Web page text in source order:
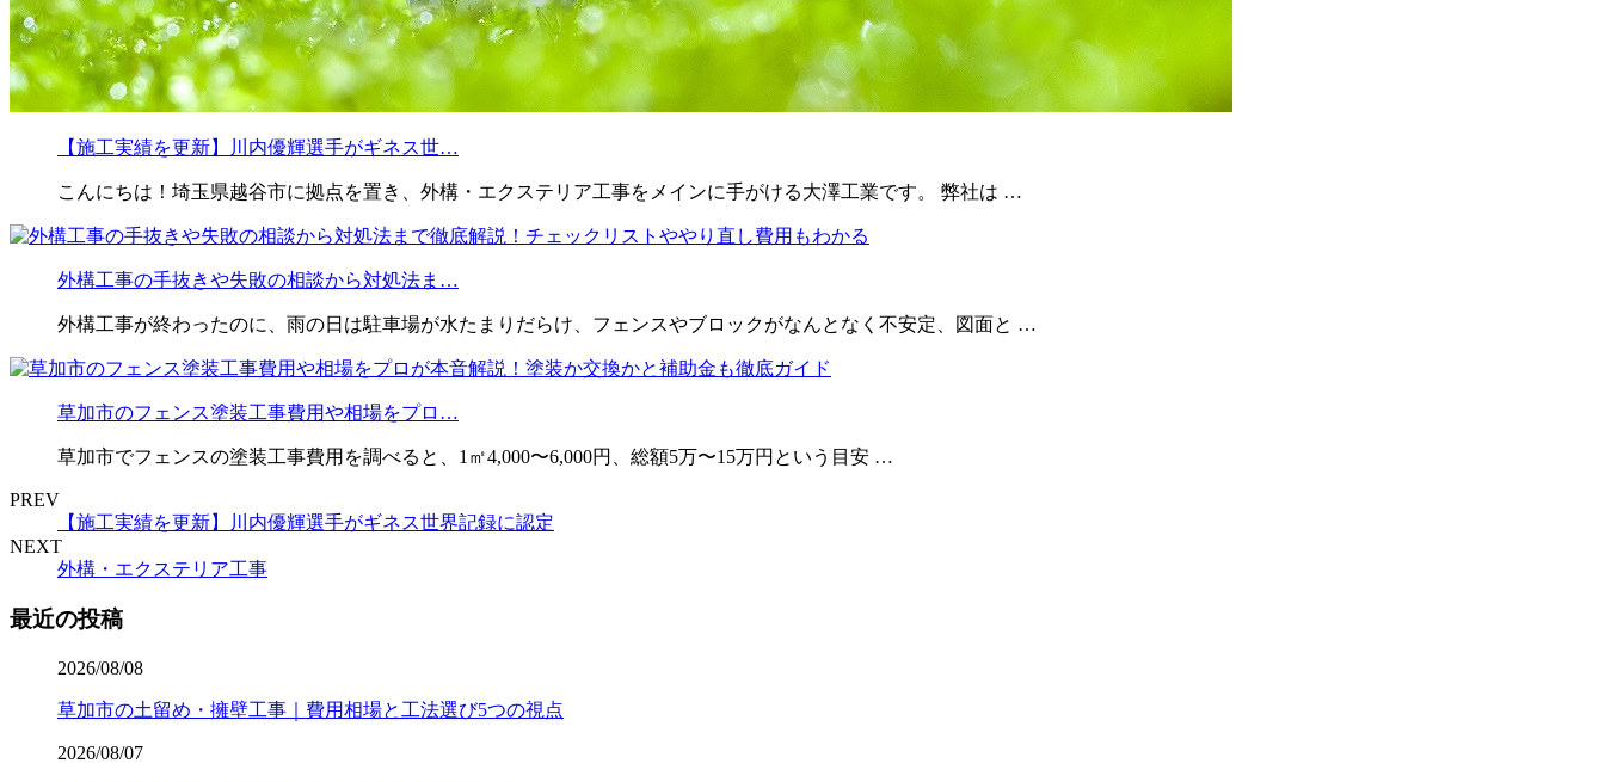
【施工実績を更新】川内優輝選手がギネス世…
こんにちは！埼玉県越谷市に拠点を置き、外構・エクステリア工事をメインに手がける大澤工業です。 弊社は …
外構工事の手抜きや失敗の相談から対処法ま…
外構工事が終わったのに、雨の日は駐車場が水たまりだらけ、フェンスやブロックがなんとなく不安定、図面と …
草加市のフェンス塗装工事費用や相場をプロ…
草加市でフェンスの塗装工事費用を調べると、1㎡4,000〜6,000円、総額5万〜15万円という目安 …
PREV
【施工実績を更新】川内優輝選手がギネス世界記録に認定
NEXT
外構・エクステリア工事
最近の投稿
2026/08/08
草加市の土留め・擁壁工事｜費用相場と工法選び5つの視点
2026/08/07